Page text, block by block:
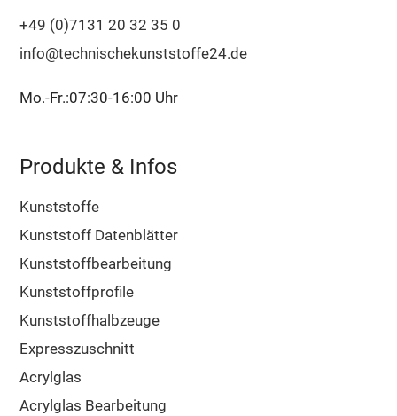
+49 (0)7131 20 32 35 0
info@technischekunststoffe24.de
Mo.-Fr.:07:30-16:00 Uhr
Produkte & Infos
Kunststoffe
Kunststoff Datenblätter
Kunststoffbearbeitung
Kunststoffprofile
Kunststoffhalbzeuge
Expresszuschnitt
Acrylglas
Acrylglas Bearbeitung